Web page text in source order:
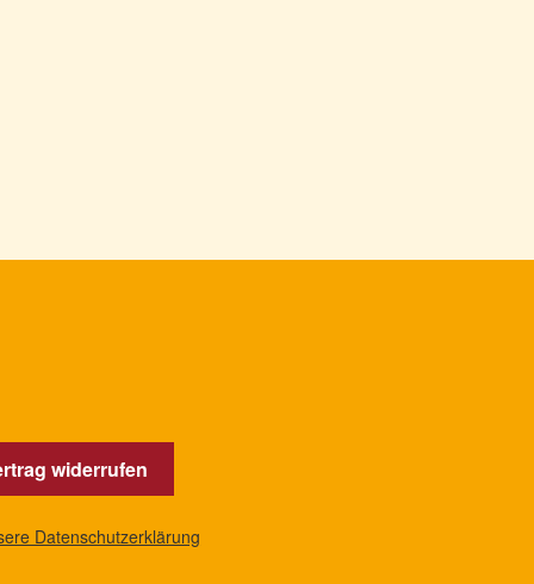
widerrufen
Datenschutzerklärung